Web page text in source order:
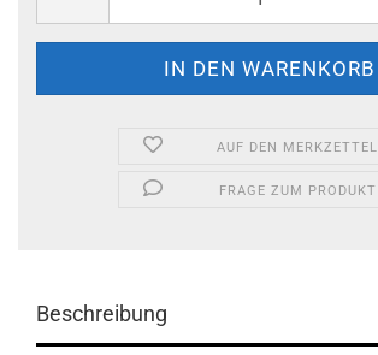
AUF DEN MERKZETTEL
FRAGE ZUM PRODUKT
Beschreibung